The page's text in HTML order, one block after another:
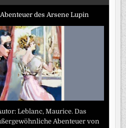
des Arsene Lupin
Leblanc, Maurice. Das
Abenteuer von